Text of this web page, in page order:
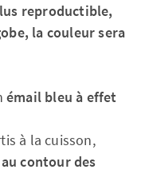
reproductible,
la couleur sera
émail bleu à effet
à la cuisson,
contour des